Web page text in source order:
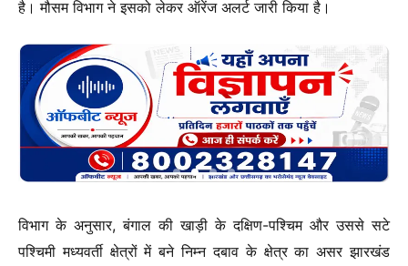
है। मौसम विभाग ने इसको लेकर ऑरेंज अलर्ट जारी किया है।
विभाग के अनुसार, बंगाल की खाड़ी के दक्षिण-पश्चिम और उससे सटे
पश्चिमी मध्यवर्ती क्षेत्रों में बने निम्न दबाव के क्षेत्र का असर झारखंड